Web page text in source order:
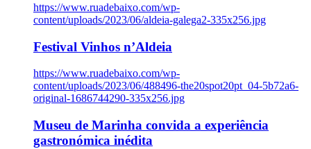
https://www.ruadebaixo.com/wp-
content/uploads/2023/06/aldeia-galega2-335x256.jpg
Festival Vinhos n’Aldeia
https://www.ruadebaixo.com/wp-
content/uploads/2023/06/488496-the20spot20pt_04-5b72a6-
original-1686744290-335x256.jpg
Museu de Marinha convida a experiência
gastronómica inédita